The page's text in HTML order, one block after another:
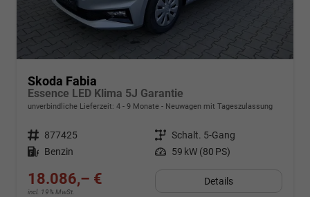
Skoda Fabia
Essence LED Klima 5J Garantie
unverbindliche Lieferzeit: 4 - 9 Monate Neuwagen mit Tageszulassung
Fahrzeugnr. 877425 Getriebe Schalt. 5-Gang
Kraftstoff Benzin Leistung 59 kW (80 PS)
18.086,– €
incl. 19% MwSt.
Details